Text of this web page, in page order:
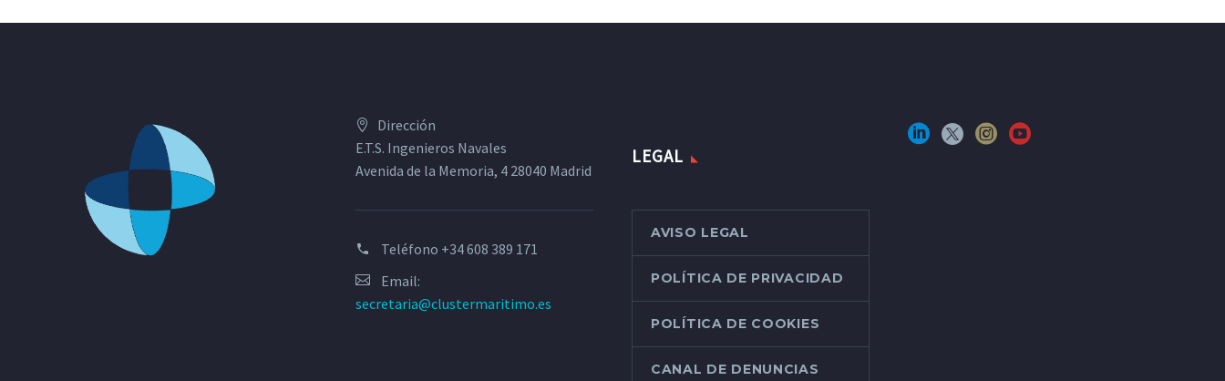
Dirección
E.T.S. Ingenieros Navales
Avenida de la Memoria, 4 28040 Madrid
Teléfono +34 608 389 171
Email:
secretaria@clustermaritimo.es
LEGAL
AVISO LEGAL
POLÍTICA DE PRIVACIDAD
POLÍTICA DE COOKIES
CANAL DE DENUNCIAS